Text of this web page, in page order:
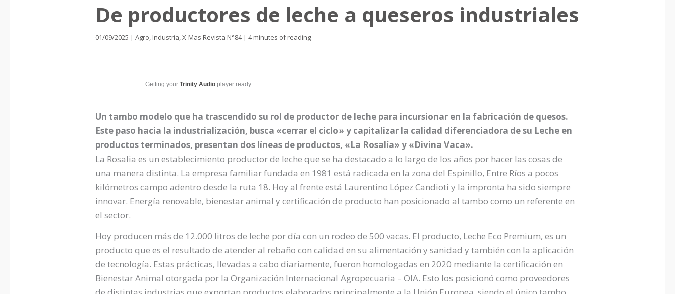
De productores de leche a queseros industriales
01/09/2025 | Agro,Industria,X-Mas Revista N°84| 4 minutes of reading
Getting your Trinity Audio player ready...
Un tambo modelo que ha trascendido su rol de productor de leche para incursionar en la fabricación de quesos.
Este paso hacia la industrialización, busca «cerrar el ciclo» y capitalizar la calidad diferenciadora de su Leche en
productos terminados, presentan dos líneas de productos, «La Rosalía» y «Divina Vaca».
La Rosalia es un establecimiento productor de leche que se ha destacado a lo largo de los años por hacer las cosas de
una manera distinta. La empresa familiar fundada en 1981 está radicada en la zona del Espinillo, Entre Ríos a pocos
kilómetros campo adentro desde la ruta 18. Hoy al frente está Laurentino López Candioti y la impronta ha sido siempre
innovar. Energía renovable, bienestar animal y certificación de producto han posicionado al tambo como un referente en
el sector.
Hoy producen más de 12.000 litros de leche por día con un rodeo de 500 vacas. El producto, Leche Eco Premium, es un
producto que es el resultado de atender al rebaño con calidad en su alimentación y sanidad y también con la aplicación
de tecnología. Estas prácticas, llevadas a cabo diariamente, fueron homologadas en 2020 mediante la certificación en
Bienestar Animal otorgada por la Organización Internacional Agropecuaria – OIA. Esto los posicionó como proveedores